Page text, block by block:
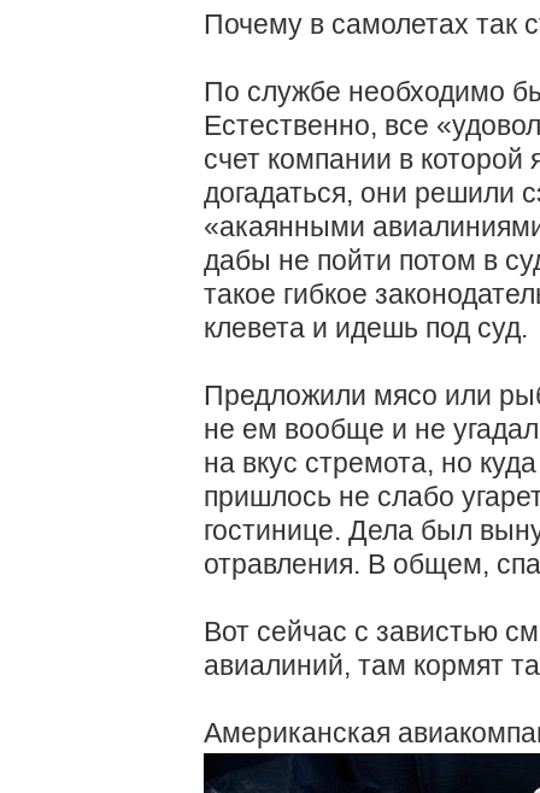
Почему в самолетах так
По службе необходимо
Естественно, все
счет компании в которой
догадаться, они решили
«акаянными
дабы не пойти потом в
такое гибкое
клевета и идешь под суд.
Предложили мясо или
не ем вообще и не
на вкус стремота, но
пришлось не слабо
гостинице. Дела был
отравления. В общем,
Вот сейчас с завистью
авиалиний, там кормят
Американская